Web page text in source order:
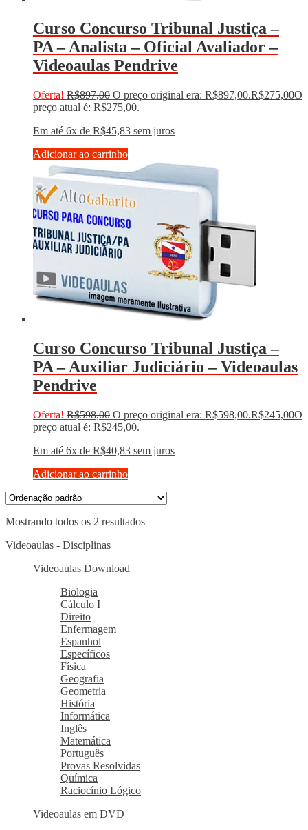
Curso Concurso Tribunal Justiça –
PA – Analista – Oficial Avaliador –
Videoaulas Pendrive
Oferta! R$897,00 O preço original era: R$897,00.R$275,00O
preço atual é: R$275,00.
Em até 6x de R$45,83 sem juros
Adicionar ao carrinho
Curso Concurso Tribunal Justiça –
PA – Auxiliar Judiciário – Videoaulas
Pendrive
Oferta! R$598,00 O preço original era: R$598,00.R$245,00O
preço atual é: R$245,00.
Em até 6x de R$40,83 sem juros
Adicionar ao carrinho
Mostrando todos os 2 resultados
Videoaulas - Disciplinas
Videoaulas Download
Biologia
Cálculo I
Direito
Enfermagem
Espanhol
Específicos
Física
Geografia
Geometria
História
Informática
Inglês
Matemática
Português
Provas Resolvidas
Química
Raciocínio Lógico
Videoaulas em DVD